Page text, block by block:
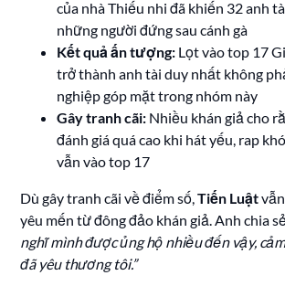
của nhà Thiếu nhi đã khiến 32 anh
những người đứng sau cánh gà
Kết quả ấn tượng: Lọt vào top 17
trở thành anh tài duy nhất không
nghiệp góp mặt trong nhóm này
Gây tranh cãi: Nhiều khán giả cho
đánh giá quá cao khi hát yếu, rap
vẫn vào top 17
Dù gây tranh cãi về điểm số,Tiến Luật
yêu mến từ đông đảo khán giả. Anh chia
nghĩ mình được ủng hộ nhiều đến vậy,
đã yêu thương tôi.”